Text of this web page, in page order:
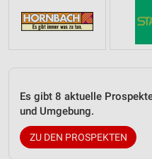
Es gibt 8 aktuelle
und Umgebung.
ZU DEN PROSPEKTEN